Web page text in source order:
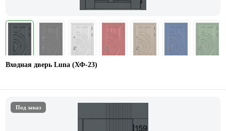
Входная дверь Luna (ХФ-23)
Под заказ